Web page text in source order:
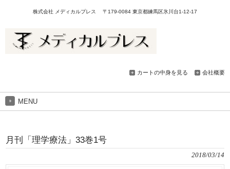
株式会社 メディカルプレス 〒179-0084 東京都練馬区氷川台1-12-17
カートの中身を見る 会社概要
MENU
月刊「理学療法」33巻1号
2018/03/14